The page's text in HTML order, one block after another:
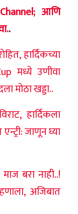
आणि
.
हार्दिकच्या
मध्ये उणीवा
मोठा खड्डा..
हार्दिकला
जाणून घ्या
बरा नाही..!
अजिबात